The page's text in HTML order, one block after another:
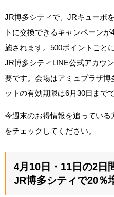
JR博多シティで、JRキューポ
トに交換できるキャンペーン
施されます。500ポイントごと
JR博多シティLINE公式アカウ
要です。会場はアミュプラザ
ットの有効期限は6月30日までで
今週末のお得情報を追ってい
をチェックしてください。
4月10日・11日の2日
JR博多シティで20％